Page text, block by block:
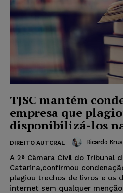
TJSC mantém
empresa que
disponibilizá-los
DIREITO AUTORAL Ricardo
A 2ª Câmara Civil do Tribunal
Catarina,confirmou
plagiou trechos de livros e os
internet sem qualquer